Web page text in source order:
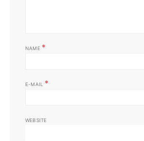
NAME *
E-MAIL *
WEBSITE